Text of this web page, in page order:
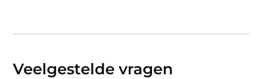
Veelgestelde vragen